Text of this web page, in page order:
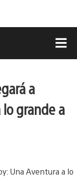
a
grande a